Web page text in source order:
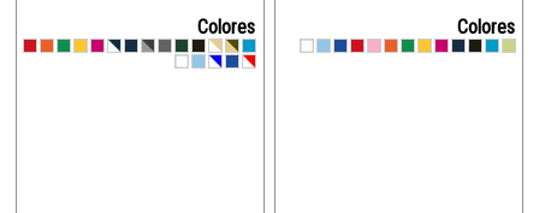
Colores Colores